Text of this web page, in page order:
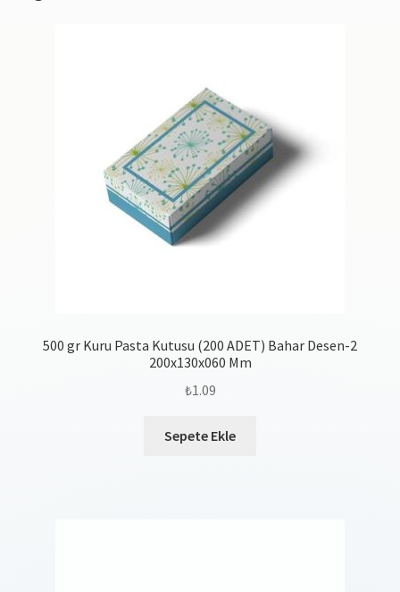
500 gr Kuru Pasta Kutusu (200 ADET) Bahar Desen-2
200x130x060 Mm
₺1.09
Sepete Ekle